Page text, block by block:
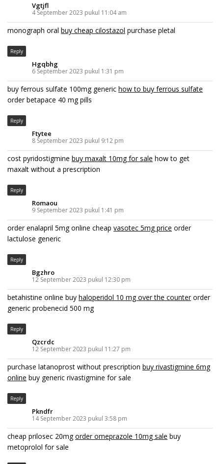
Vgtjfl
4 September 2023 pukul 11:04 am
monograph oral buy cheap cilostazol purchase pletal
Reply
Hgqbhg
6 September 2023 pukul 1:31 pm
buy ferrous sulfate 100mg generic how to buy ferrous sulfate
order betapace 40 mg pills
Reply
Ftytee
8 September 2023 pukul 9:12 pm
cost pyridostigmine buy maxalt 10mg for sale how to get
maxalt without a prescription
Reply
Romaou
9 September 2023 pukul 1:41 pm
order enalapril 5mg online cheap vasotec 5mg price order
lactulose generic
Reply
Bgzhro
12 September 2023 pukul 12:30 pm
betahistine online buy haloperidol 10 mg over the counterorder
generic probenecid 500 mg
Reply
Qzcrdc
12 September 2023 pukul 11:27 pm
purchase latanoprost without prescription buy rivastigmine 6mg
online buy generic rivastigmine for sale
Reply
Pkndfr
14 September 2023 pukul 3:58 pm
cheap prilosec 20mgorder omeprazole 10mg sale buy
metoprolol for sale